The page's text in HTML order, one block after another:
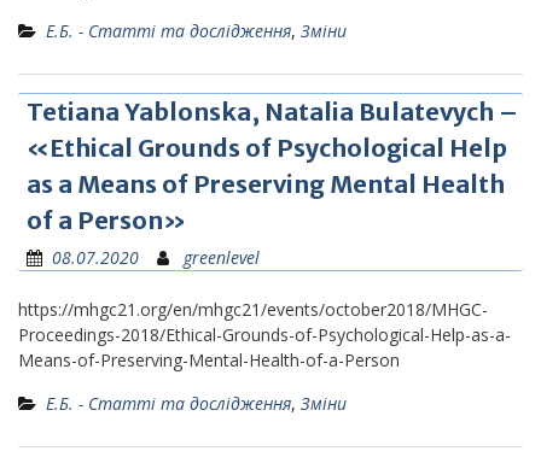
Е.Б. - Статті та дослідження, Зміни
Tetiana Yablonska, Natalia Bulatevych –
«Ethical Grounds of Psychological Help
as a Means of Preserving Mental Health
of a Person»
08.07.2020 greenlevel
https://mhgc21.org/en/mhgc21/events/october2018/MHGC-
Proceedings-2018/Ethical-Grounds-of-Psychological-Help-as-a-
Means-of-Preserving-Mental-Health-of-a-Person
Е.Б. - Статті та дослідження, Зміни